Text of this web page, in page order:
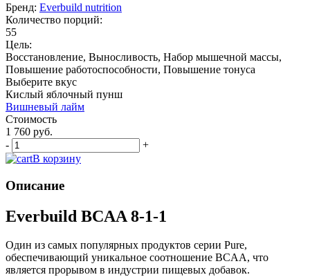
Бренд: Everbuild nutrition
Количество порций:
55
Цель:
Восстановление, Выносливость, Набор мышечной массы,
Повышение работоспособности, Повышение тонуса
Выберите вкус
Кислый яблочный пунш
Вишневый лайм
Стоимость
1 760 руб.
-
+
В корзину
Описание
Everbuild BCAA 8-1-1
Один из самых популярных продуктов серии Pure,
обеспечивающий уникальное соотношение BCAA, что
является прорывом в индустрии пищевых добавок.